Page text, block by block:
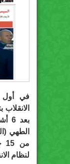
في أول
لنظام